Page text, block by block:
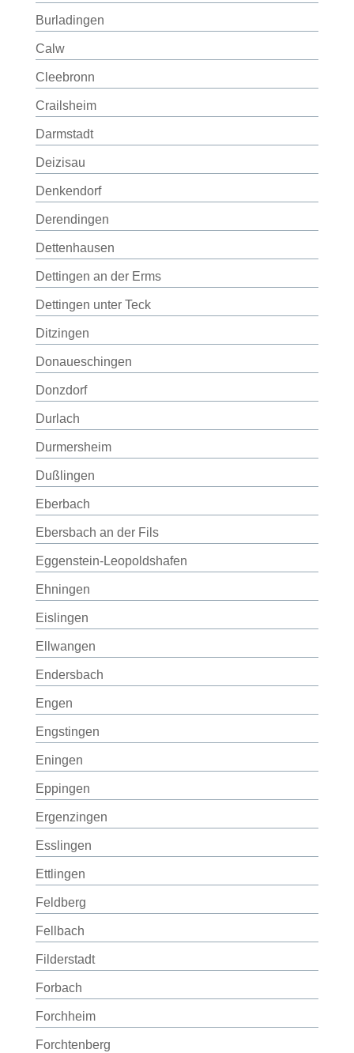
Burladingen
Calw
Cleebronn
Crailsheim
Darmstadt
Deizisau
Denkendorf
Derendingen
Dettenhausen
Dettingen an der Erms
Dettingen unter Teck
Ditzingen
Donaueschingen
Donzdorf
Durlach
Durmersheim
Dußlingen
Eberbach
Ebersbach an der Fils
Eggenstein-Leopoldshafen
Ehningen
Eislingen
Ellwangen
Endersbach
Engen
Engstingen
Eningen
Eppingen
Ergenzingen
Esslingen
Ettlingen
Feldberg
Fellbach
Filderstadt
Forbach
Forchheim
Forchtenberg